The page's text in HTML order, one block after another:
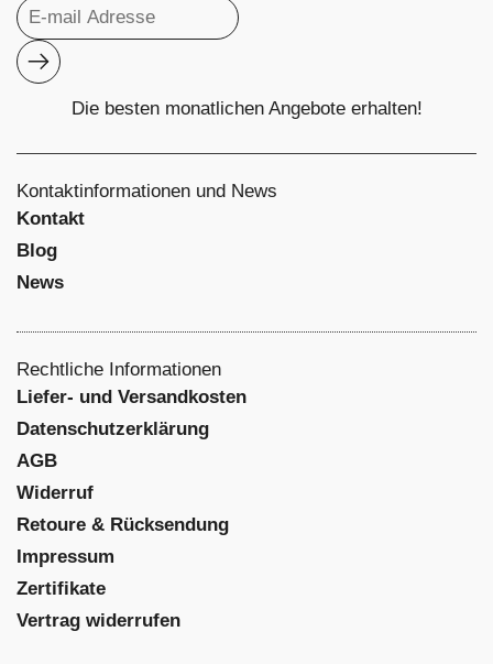
Abonnieren
Die besten monatlichen Angebote erhalten!
Kontaktinformationen und News
Kontakt
Blog
News
Rechtliche Informationen
Liefer- und Versandkosten
Datenschutzerklärung
AGB
Widerruf
Retoure & Rücksendung
Impressum
Zertifikate
Vertrag widerrufen